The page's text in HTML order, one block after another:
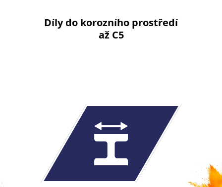
Díly do korozního prostředí
až C5